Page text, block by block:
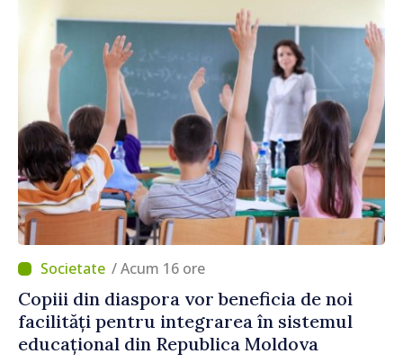
/ Acum 16 ore
Copiii din diaspora vor beneficia de noi
facilități pentru integrarea în sistemul
educațional din Republica Moldova